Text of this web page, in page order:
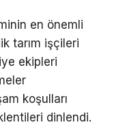
en önemli
tarım işçileri
ekipleri
koşulları
dinlendi.